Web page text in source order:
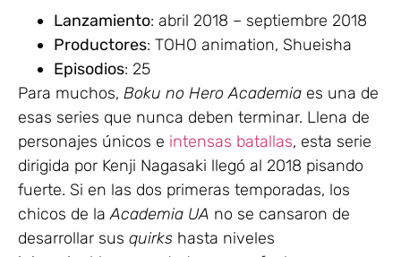
Lanzamiento: abril 2018 – septiembre 2018
Productores: TOHO animation, Shueisha
Episodios: 25
Para muchos, Boku no Hero Academia es una de
esas series que nunca deben terminar. Llena de
personajes únicos e intensas batallas, esta serie
dirigida por Kenji Nagasaki llegó al 2018 pisando
fuerte. Si en las dos primeras temporadas, los
chicos de laAcademia UA no se cansaron de
desarrollar sus quirks hasta niveles